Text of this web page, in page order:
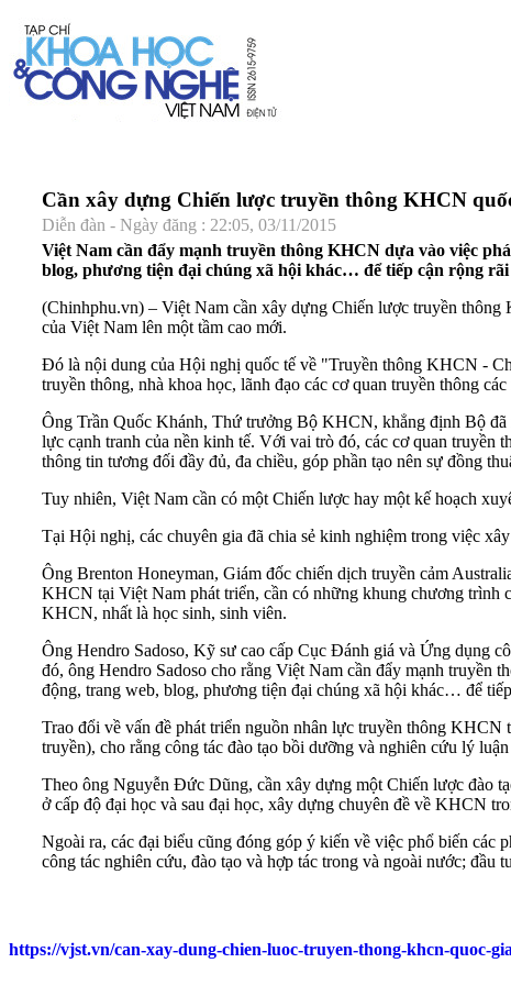
Cần xây dựng Chiến lược truyền thông KHCN
Diễn đàn - Ngày đăng : 22:05, 03/11/2015
Việt Nam cần đẩy mạnh truyền thông KHCN dựa vào việc
blog, phương tiện đại chúng xã hội khác… để tiếp cận rộng
(Chinhphu.vn) – Việt Nam cần xây dựng Chiến lược truyền
của Việt Nam lên một tầm cao mới.
Đó là nội dung của Hội nghị quốc tế về "Truyền thông KHCN -
truyền thông, nhà khoa học, lãnh đạo các cơ quan truyền thông
Ông Trần Quốc Khánh, Thứ trưởng Bộ KHCN, khẳng định Bộ
lực cạnh tranh của nền kinh tế. Với vai trò đó, các cơ quan
thông tin tương đối đầy đủ, đa chiều, góp phần tạo nên sự đồng
Tuy nhiên, Việt Nam cần có một Chiến lược hay một kế hoạch
Tại Hội nghị, các chuyên gia đã chia sẻ kinh nghiệm trong việc
Ông Brenton Honeyman, Giám đốc chiến dịch truyền cảm
KHCN tại Việt Nam phát triển, cần có những khung chương trình
KHCN, nhất là học sinh, sinh viên.
Ông Hendro Sadoso, Kỹ sư cao cấp Cục Đánh giá và Ứng dụng
đó, ông Hendro Sadoso cho rằng Việt Nam cần đẩy mạnh truyền
động, trang web, blog, phương tiện đại chúng xã hội khác… để
Trao đổi về vấn đề phát triển nguồn nhân lực truyền thông
truyền), cho rằng công tác đào tạo bồi dưỡng và nghiên cứu lý
Theo ông Nguyễn Đức Dũng, cần xây dựng một Chiến lược đào
ở cấp độ đại học và sau đại học, xây dựng chuyên đề về KHCN
Ngoài ra, các đại biểu cũng đóng góp ý kiến về việc phổ biến
công tác nghiên cứu, đào tạo và hợp tác trong và ngoài nước;
https://vjst.vn/can-xay-dung-chien-luoc-truyen-thong-khcn-quoc-